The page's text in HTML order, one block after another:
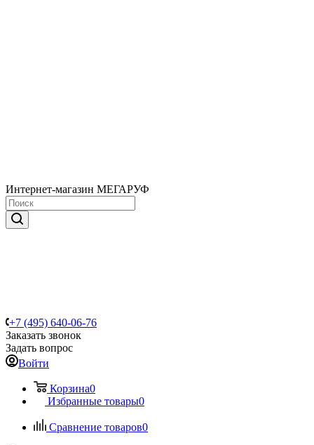
Интернет-магазин МЕГАРУФ
+7 (495) 640-06-76
Заказать звонок
Задать вопрос
Войти
Корзина0
Избранные товары0
Сравнение товаров0